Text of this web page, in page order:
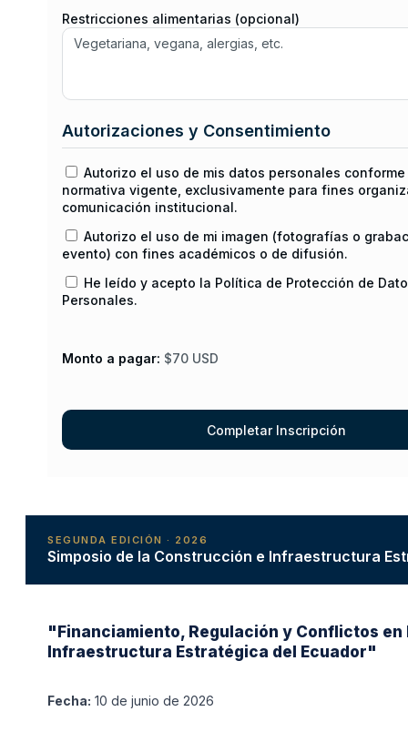
Restricciones alimentarias (opcional)
Autorizaciones y Consentimiento
Autorizo el uso de mis datos personales
normativa vigente, exclusivamente para fines
comunicación institucional.
Autorizo el uso de mi imagen (fotografías o
evento) con fines académicos o de difusión.
He leído y acepto la Política de Protección de
Personales.
Monto a pagar: $70 USD
SEGUNDA EDICIÓN · 2026
Simposio de la Construcción e Infraestructura
"Financiamiento, Regulación y Conflictos en
Infraestructura Estratégica del Ecuador"
Fecha: 10 de junio de 2026